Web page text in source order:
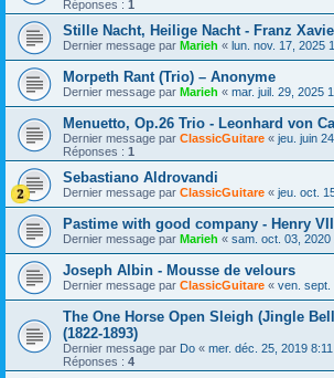
Réponses : 1
Stille Nacht, Heilige Nacht - Franz
Dernier message par Marieh « lun. nov. 17, 2025
Morpeth Rant (Trio) – Anonyme
Dernier message par Marieh « mar. juil. 29, 2025
Menuetto, Op.26 Trio - Leonhard von
Dernier message par ClassicGuitare « jeu. juin
Réponses : 1
Sebastiano Aldrovandi
Dernier message par ClassicGuitare « jeu. oct.
Pastime with good company - Henry VIII
Dernier message par Marieh « sam. oct. 03, 2020
Joseph Albin - Mousse de velours
Dernier message par ClassicGuitare « ven. sept.
The One Horse Open Sleigh (Jingle
(1822-1893)
Dernier message par Do « mer. déc. 25, 2019
Réponses : 4